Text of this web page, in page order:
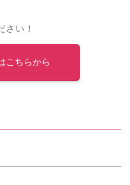
さい！
こちらから